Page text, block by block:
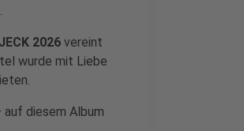
2026 vereint
wurde mit Liebe
diesem Album